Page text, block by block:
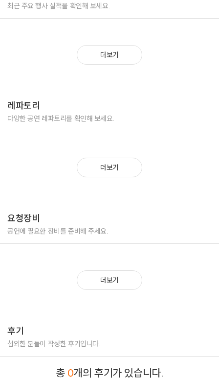
최근 주요 행사 실적을 확인해 보세요.
더보기
레파토리
다양한 공연 레파토리를 확인해 보세요.
더보기
요청장비
공연에 필요한 장비를 준비해 주세요.
더보기
후기
섭외한 분들이 작성한 후기입니다.
총 0개의 후기가 있습니다.